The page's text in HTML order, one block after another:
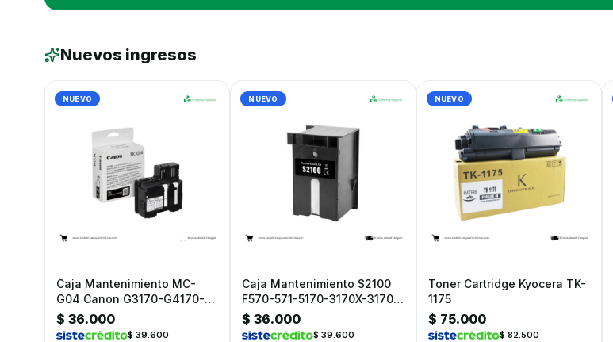
Nuevos ingresos
NUEVO
Caja Mantenimiento MC-
G04 Canon G3170-G4170-
G1130170-G1130
$ 36.000
$ 39.600
NUEVO
Caja Mantenimiento S2100
F570-571-5170-3170X-3170-
3160
$ 36.000
$ 39.600
NUEVO
Toner Cartridge Kyocera TK-
1175
$ 75.000
$ 82.500